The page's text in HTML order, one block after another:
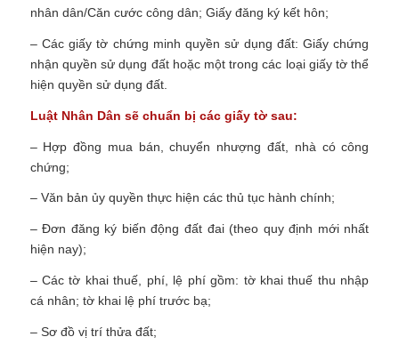
nhân dân/Căn cước công dân; Giấy đăng ký kết hôn;
– Các giấy tờ chứng minh quyền sử dụng đất: Giấy chứng
nhận quyền sử dụng đất hoặc một trong các loại giấy tờ thể
hiện quyền sử dụng đất.
Luật Nhân Dân sẽ chuẩn bị các giấy tờ sau:
– Hợp đồng mua bán, chuyển nhượng đất, nhà có công
chứng;
– Văn bản ủy quyền thực hiện các thủ tục hành chính;
– Đơn đăng ký biến động đất đai (theo quy định mới nhất
hiện nay);
– Các tờ khai thuế, phí, lệ phí gồm: tờ khai thuế thu nhập
cá nhân; tờ khai lệ phí trước bạ;
– Sơ đồ vị trí thửa đất;